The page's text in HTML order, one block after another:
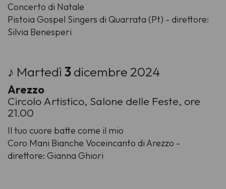
Concerto di Natale
Pistoia Gospel Singers di Quarrata (Pt) - direttore:
Silvia Benesperi
♪ Martedì3dicembre 2024
Arezzo
Circolo Artistico, Salone delle Feste, ore
21.00
Il tuo cuore batte come il mio
Coro Mani Bianche Voceincanto di Arezzo -
direttore: Gianna Ghiori